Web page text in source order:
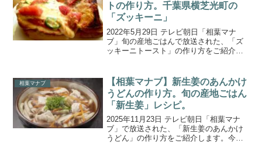
トの作り方。千葉県横芝光町の
「ズッキーニ」
2022年5月29日 テレビ朝日「相葉マナ
ブ」旬の産地ごはんで放送された、「ズ
ッキーニトースト」の作り方をご紹介し
ッキーニ』です。旬の産地ごはんでは初
めて取り上げら...
相葉マナブ
【相葉マナブ】新生姜のあんかけ
うどんの作り方。旬の産地ごはん
「新生姜」レシピ。
2025年11月23日 テレビ朝日「相葉マナ
ブ」で放送された、「新生姜のあんかけ
うどん」の作り方をご紹介します。今週